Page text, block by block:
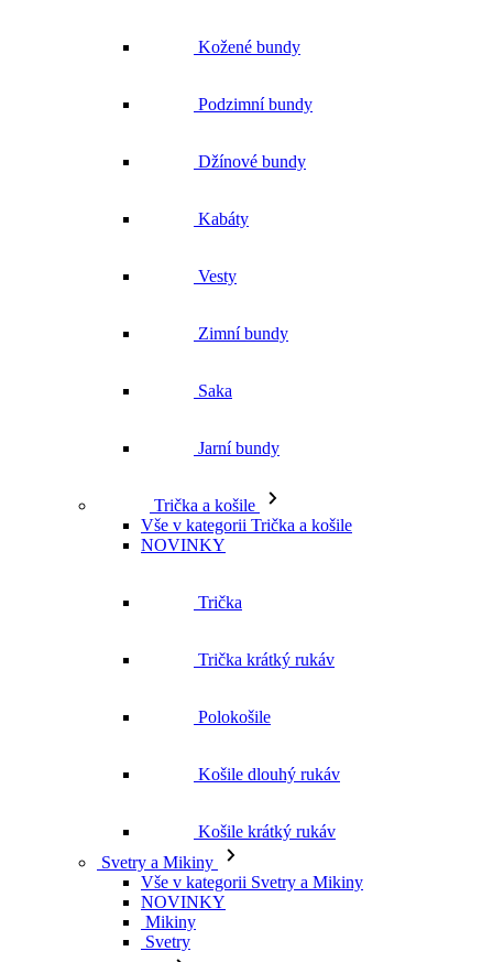
Kožené bundy
Podzimní bundy
Džínové bundy
Kabáty
Vesty
Zimní bundy
Saka
Jarní bundy
Trička a košile
Vše v kategorii Trička a košile
NOVINKY
Trička
Trička krátký rukáv
Polokošile
Košile dlouhý rukáv
Košile krátký rukáv
Svetry a Mikiny
Vše v kategorii Svetry a Mikiny
NOVINKY
Mikiny
Svetry